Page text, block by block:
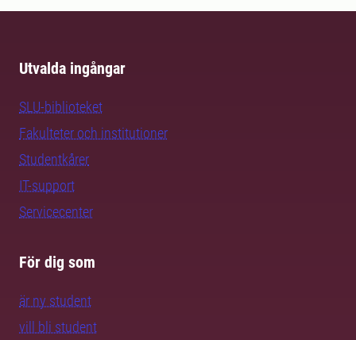
Utvalda ingångar
SLU-biblioteket
Fakulteter och institutioner
Studentkårer
IT-support
Servicecenter
För dig som
är ny student
vill bli student